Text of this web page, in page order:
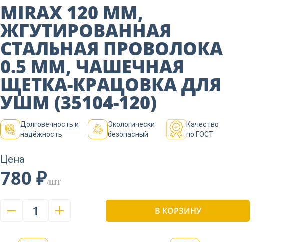
MIRAX 120 ММ,
ЖГУТИРОВАННАЯ
СТАЛЬНАЯ ПРОВОЛОКА
0.5 ММ, ЧАШЕЧНАЯ
ЩЕТКА-КРАЦОВКА ДЛЯ
УШМ (35104-120)
Долговечность и
надёжность
Экологически
безопасный
Качество
по ГОСТ
Цена
780 ₽/ШТ
1 В КОРЗИНУ